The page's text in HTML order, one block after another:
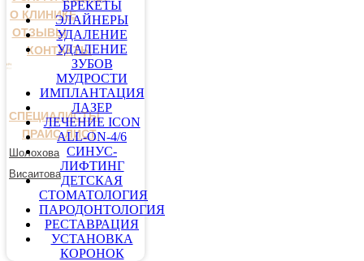
О КЛИНИКЕ
ОТЗЫВЫ
КОНТАКТЫ
СПЕЦИАЛИСТЫ
ПРАЙС-ЛИСТ
Шолохова
Висаитова
БРЕКЕТЫ
ЭЛАЙНЕРЫ
УДАЛЕНИЕ
УДАЛЕНИЕ
ЗУБОВ
МУДРОСТИ
ИМПЛАНТАЦИЯ
ЛАЗЕР
ЛЕЧЕНИЕ ICON
ALL-ON-4/6
СИНУС-
ЛИФТИНГ
ДЕТСКАЯ
СТОМАТОЛОГИЯ
ПАРОДОНТОЛОГИЯ
РЕСТАВРАЦИЯ
УСТАНОВКА
КОРОНОК